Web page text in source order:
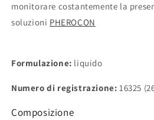
monitorare costantemente la
soluzioni PHEROCON
Formulazione: liquido
Numero di registrazione: 16325
Composizione